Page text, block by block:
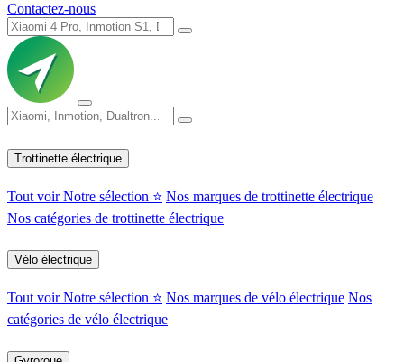
Contactez-nous
Trottinette électrique
Tout voirNotre sélection ⭐ Nos marques de trottinette électrique
Nos catégories de trottinette électrique
Vélo électrique
Tout voirNotre sélection ⭐ Nos marques de vélo électrique Nos
catégories de vélo électrique